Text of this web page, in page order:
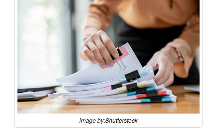
image by:Shutterstock